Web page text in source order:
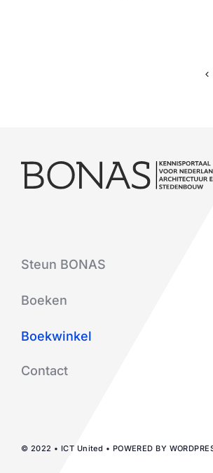
Steun BONAS
Boeken
Boekwinkel
Contact
© 2022 • ICT United • POWERED BY